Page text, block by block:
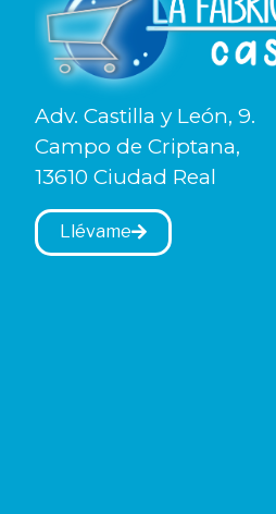
Adv. Castilla y León, 9.
Campo de Criptana,
13610 Ciudad Real
Llévame